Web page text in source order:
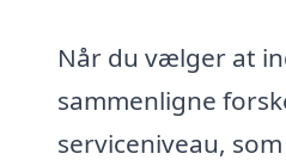
Når du vælger at
sammenligne
serviceniveau,